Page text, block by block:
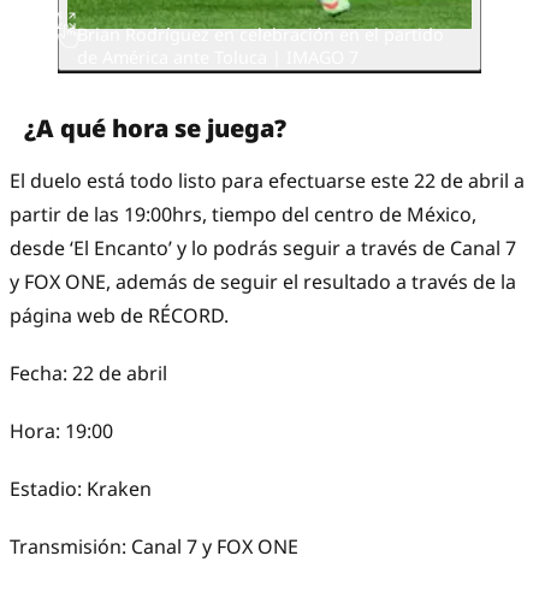
Brian Rodríguez en celebración en el partido
¿A qué hora se juega?
El duelo está todo listo para efectuarse este 22 de abril a
partir de las 19:00hrs, tiempo del centro de México,
desde ‘El Encanto’ y lo podrás seguir a través de Canal 7
y FOX ONE, además de seguir el resultado a través de la
página web de RÉCORD.
Fecha: 22 de abril
Hora: 19:00
Estadio: Kraken
Transmisión: Canal 7 y FOX ONE